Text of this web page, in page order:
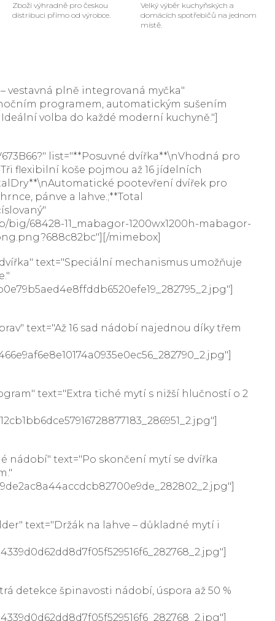
Zboží výhradně pro českou
distribuci přímo od výrobce.
Velký výběr kuchyňských a
domácích spotřebičů na jednom
místě.
vestavná plně integrovaná myčka"
programem, automatickým sušením
volba do každé moderní kuchyně."]
list="**Posuvné dvířka**\nVhodná pro
flexibilní koše pojmou až 16 jídelních
pootevření dvířek pro
pánve a lahve.;**Total
68428-11_mabagor-1200wx1200h-mabagor-
mimebox]
text="Speciální mechanismus umožňuje
text="Až 16 sad nádobí najednou díky třem
text="Extra tiché mytí s nižší hlučností o 2
nádobí" text="Po skončení mytí se dvířka
text="Držák na lahve – důkladné mytí i
detekce špinavosti nádobí, úspora až 50 %